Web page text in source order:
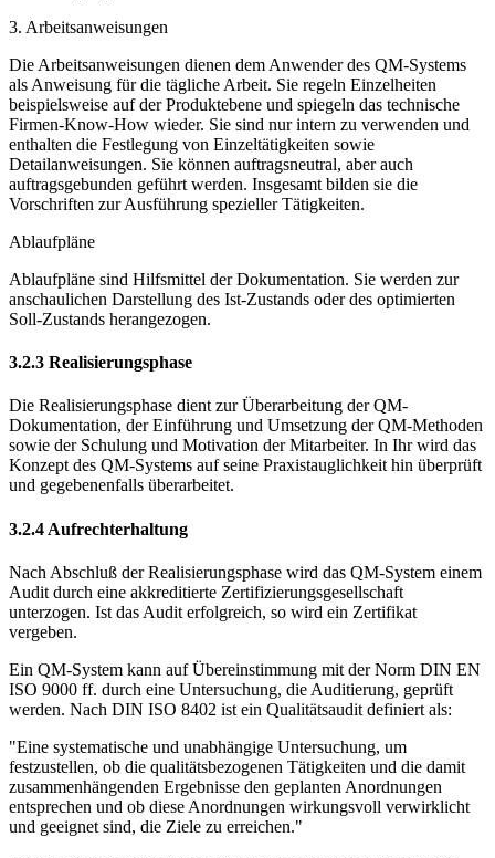
3. Arbeitsanweisungen
Die Arbeitsanweisungen dienen dem Anwender des QM-Systems
als Anweisung für die tägliche Arbeit. Sie regeln Einzelheiten
beispielsweise auf der Produktebene und spiegeln das technische
Firmen-Know-How wieder. Sie sind nur intern zu verwenden und
enthalten die Festlegung von Einzeltätigkeiten sowie
Detailanweisungen. Sie können auftragsneutral, aber auch
auftragsgebunden geführt werden. Insgesamt bilden sie die
Vorschriften zur Ausführung spezieller Tätigkeiten.
Ablaufpläne
Ablaufpläne sind Hilfsmittel der Dokumentation. Sie werden zur
anschaulichen Darstellung des Ist-Zustands oder des optimierten
Soll-Zustands herangezogen.
3.2.3 Realisierungsphase
Die Realisierungsphase dient zur Überarbeitung der QM-
Dokumentation, der Einführung und Umsetzung der QM-Methoden
sowie der Schulung und Motivation der Mitarbeiter. In Ihr wird das
Konzept des QM-Systems auf seine Praxistauglichkeit hin überprüft
und gegebenenfalls überarbeitet.
3.2.4 Aufrechterhaltung
Nach Abschluß der Realisierungsphase wird das QM-System einem
Audit durch eine akkreditierte Zertifizierungsgesellschaft
unterzogen. Ist das Audit erfolgreich, so wird ein Zertifikat
vergeben.
Ein QM-System kann auf Übereinstimmung mit der Norm DIN EN
ISO 9000 ff. durch eine Untersuchung, die Auditierung, geprüft
werden. Nach DIN ISO 8402 ist ein Qualitätsaudit definiert als:
"Eine systematische und unabhängige Untersuchung, um
festzustellen, ob die qualitätsbezogenen Tätigkeiten und die damit
zusammenhängenden Ergebnisse den geplanten Anordnungen
entsprechen und ob diese Anordnungen wirkungsvoll verwirklicht
und geeignet sind, die Ziele zu erreichen."